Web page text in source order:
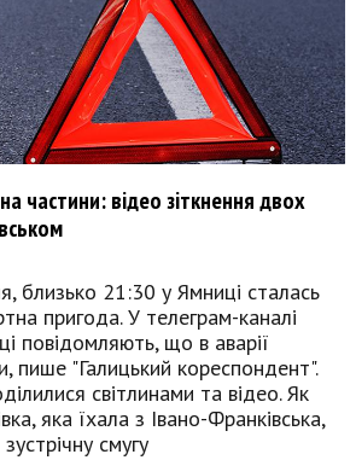
частини: відео зіткнення двох
близько 21:30 у Ямниці сталась
пригода. У телеграм-каналі
повідомляють, що в аварії
пише "Галицький кореспондент".
світлинами та відео. Як
яка їхала з Івано-Франківська,
смугу